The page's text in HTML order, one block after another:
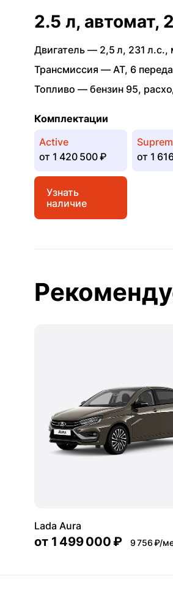
2.5 л, автомат,
Двигатель — 2,5 л, 231 л.с.,
Трансмиссия — AT, 6
Топливо — бензин 95,
Комплектации
Active
от 1 420 500 ₽
от 1
Узнать
наличие
Lada Aura
от 1 499 000 ₽ 9 756 ₽/